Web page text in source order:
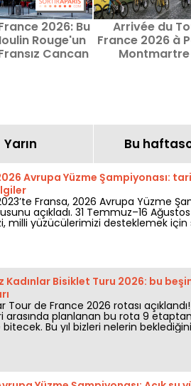
2026: Bu
Rouge'un
Cancan
Arrivée du
France 2026 à
Champs-
izlenecek
Yarın Bu
Avrupa Yüzme Şampiyonası:
Fransa, 2026 Avrupa Yüzme
açıkladı. 31 Temmuz–16
milli yüzücülerimizi desteklemek için
Kadınlar Bisiklet Turu 2026: bu
Tour de France 2026 rotası açıklandı!
arasında planlanan bu rota 9
bitecek. Bu yıl bizleri nelerin